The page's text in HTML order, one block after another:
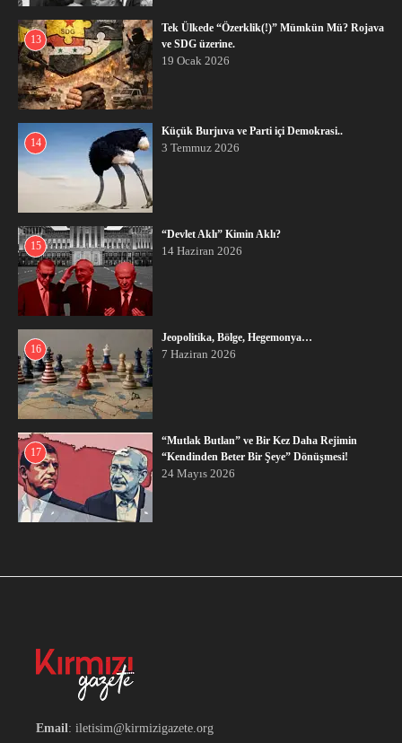
13
Tek Ülkede “Özerklik(!)” Mümkün Mü? Rojava
ve SDG üzerine.
19 Ocak 2026
14
Küçük Burjuva ve Parti içi Demokrasi..
3 Temmuz 2026
15
“Devlet Aklı” Kimin Aklı?
14 Haziran 2026
16
Jeopolitika, Bölge, Hegemonya…
7 Haziran 2026
17
“Mutlak Butlan” ve Bir Kez Daha Rejimin
“Kendinden Beter Bir Şeye” Dönüşmesi!
24 Mayıs 2026
Email: iletisim@kirmizigazete.org